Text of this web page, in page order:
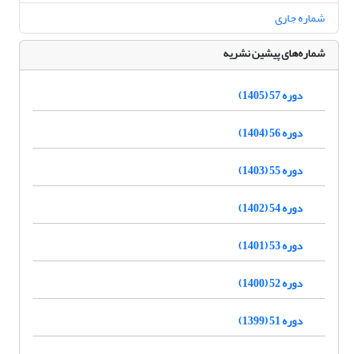
شماره جاری
شماره‌های پیشین نشریه
دوره 57 (1405)
دوره 56 (1404)
دوره 55 (1403)
دوره 54 (1402)
دوره 53 (1401)
دوره 52 (1400)
دوره 51 (1399)